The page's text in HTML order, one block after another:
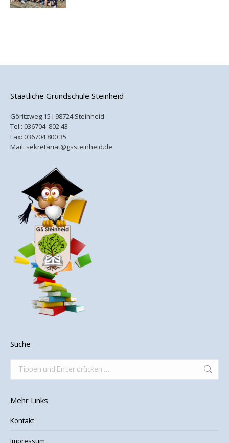
Staatliche Grundschule Steinheid
Göritzweg 15 I 98724 Steinheid
Tel.: 036704 802 43
Fax: 036704 800 35
Mail: sekretariat@gssteinheid.de
Suche
Mehr Links
Kontakt
Impressum